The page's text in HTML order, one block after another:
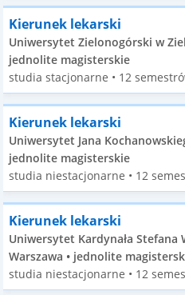
Kierunek lekarski
Uniwersytet Zielonogórski w
jednolite magisterskie
studia stacjonarne • 12
Kierunek lekarski
Uniwersytet Jana
jednolite magisterskie
studia niestacjonarne • 12
Kierunek lekarski
Uniwersytet Kardynała Stefana
Warszawa • jednolite
studia niestacjonarne • 12